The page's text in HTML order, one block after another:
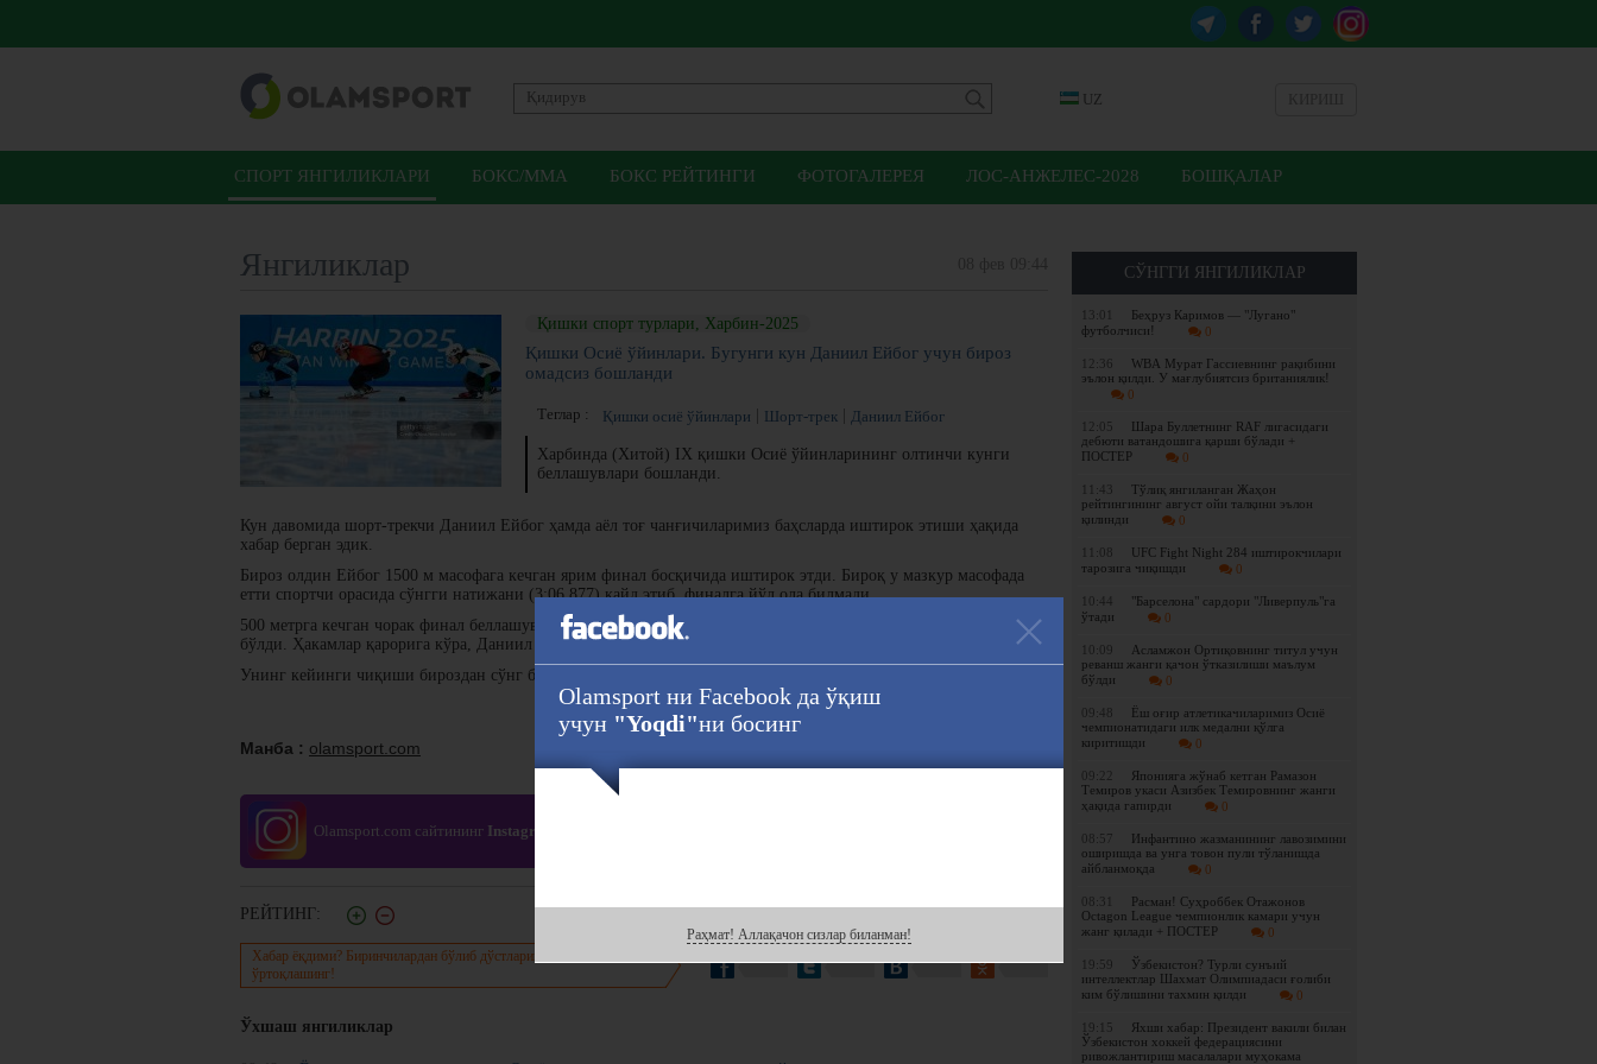
UZ
СПОРТ ЯНГИЛИКЛАРИ БОКС/ММА БОКС РЕЙТИНГИ ФОТОГАЛЕРЕЯ ЛОС-АНЖЕЛЕС-2028 БОШҚАЛАР
СЎНГГИ ЯНГИЛИКЛАР
13:01
Беҳруз Каримов — "Лугано"
футболчиси!
0
12:36
WBА Мурат Гассиевнинг рақибини
эълон қилди. У мағлубиятсиз британиялик!
0
12:05
Шара Буллетнинг RAF лигасидаги
дебюти ватандошига қарши бўлади +
ПОСТЕР
0
11:43
Tўлиқ янгиланган Жаҳон
рейтингининг август ойи талқини эълон
қилинди
0
11:08
UFC Fight Night 284 иштирокчилари
тарозига чиқишди
0
10:44
"Барселона" сардори "Ливерпуль"га
ўтади
0
10:09
Асламжон Ортиқовнинг титул учун
реванш жанги қачон ўтказилиши маълум
бўлди
0
09:48
Ёш оғир атлетикачиларимиз Осиё
чемпионатидаги илк медални қўлга
киритишди
0
09:22
Японияга жўнаб кетган Рамазон
Темиров укаси Азизбек Темировнинг жанги
ҳақида гапирди
0
08:57
Инфантино жазманининг лавозимини
оширишда ва унга товон пули тўланишда
айбланмоқда
0
08:31
Расман! Суҳроббек Отажонов
Octagon League чемпионлик камари учун
жанг қилади + ПОСТЕР
0
19:59
Ўзбекистон? Турли сунъий
интеллектлар Шахмат Олимпиадаси ғолиби
ким бўлишини тахмин қилди
0
19:15
Яхши хабар: Президент вакили билан
Ўзбекистон хоккей федерациясини
ривожлантириш масалалари муҳокама
Янгиликлар
Қишки спорт турлари, Харбин-2025
Қишки Осиё ўйинлари. Бугунги кун Даниил Ейбог учун бироз
омадсиз бошланди
Теглар : Қишки осиё ўйинлари Шорт-трек Даниил Ейбог
Харбинда (Хитой) IX қишки Осиё ўйинларининг олтинчи кунги
беллашувлари бошланди.
Кун давомида шорт-трекчи Даниил Ейбог ҳамда аёл тоғ чанғичиларимиз баҳсларда иштирок этиши ҳақида
хабар берган эдик.
Бироз олдин Ейбог 1500 м масофага кечган ярим финал босқичида иштирок этди. Бироқ у мазкур масофада
етти спортчи орасида сўнгги натижани (3:06.877) қайд этиб, финалга йўл ола билмади.
500 метрга кечган чорак финал беллашувида эса 27 ёшли Даниил 41.350 сония натижа қайд этиб, учинчи
бўлди. Ҳакамлар қарорига кўра, Даниил 500 м дастурида ярим финалда иштирок этадиган бўлди.
Унинг кейинги чиқиши бироздан сўнг бўлиб ўтади.
Манба : olamsport.com
Olamsport.com сайтининг Instagram
РЕЙТИНГ:
Хабар ёқдими? Биринчилардан бўлиб дўстларингиз билан
ўртоқлашинг!
Ўхшаш янгиликлар
Olamsport ни Facebook да ўқиш
учун "Yoqdi"ни босинг
Раҳмат! Аллақачон сизлар биланман!